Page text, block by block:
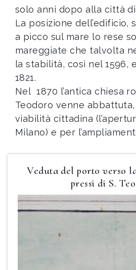
solo anni dopo alla città di
La posizione dell’edificio,
a picco sul mare lo rese
mareggiate che talvolta
la stabilità, così nel 1596,
1821.
Nel 1870 l’antica chiesa
Teodoro venne
viabilità cittadina
Milano) e per
Veduta del porto verso
pressi di S.